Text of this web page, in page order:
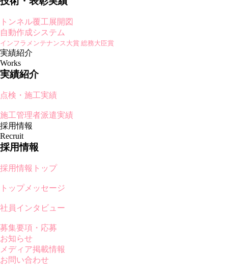
トンネル覆工展開図
自動作成システム
インフラメンテナンス大賞 総務大臣賞
実績紹介
Works
実績紹介
点検・施工実績
施工管理者派遣実績
採用情報
Recruit
採用情報
採用情報トップ
トップメッセージ
社員インタビュー
募集要項・応募
お知らせ
メディア掲載情報
お問い合わせ